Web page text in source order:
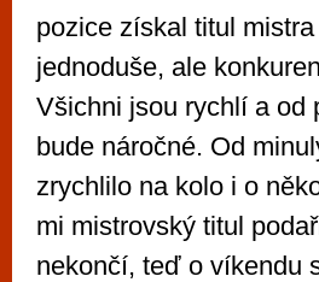
pozice získal titul
jednoduše, ale
Všichni jsou rychlí a od
bude náročné. Od
zrychlilo na kolo i o
mi mistrovský titul
nekončí, teď o víkendu